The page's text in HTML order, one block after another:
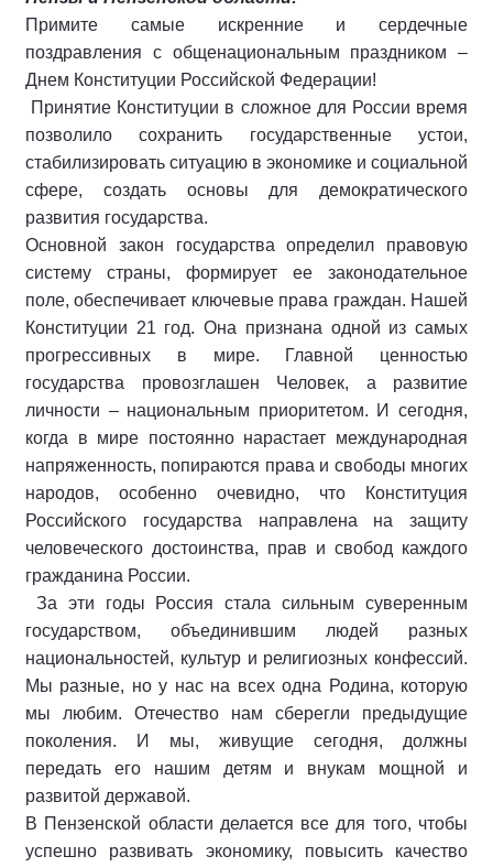
Примите самые искренние и сердечные
поздравления с общенациональным праздником –
Днем Конституции Российской Федерации!
Принятие Конституции в сложное для России время
позволило сохранить государственные устои,
стабилизировать ситуацию в экономике и социальной
сфере, создать основы для демократического
развития государства.
Основной закон государства определил правовую
систему страны, формирует ее законодательное
поле, обеспечивает ключевые права граждан. Нашей
Конституции 21 год. Она признана одной из самых
прогрессивных в мире. Главной ценностью
государства провозглашен Человек, а развитие
личности – национальным приоритетом. И сегодня,
когда в мире постоянно нарастает международная
напряженность, попираются права и свободы многих
народов, особенно очевидно, что Конституция
Российского государства направлена на защиту
человеческого достоинства, прав и свобод каждого
гражданина России.
За эти годы Россия стала сильным суверенным
государством, объединившим людей разных
национальностей, культур и религиозных конфессий.
Мы разные, но у нас на всех одна Родина, которую
мы любим. Отечество нам сберегли предыдущие
поколения. И мы, живущие сегодня, должны
передать его нашим детям и внукам мощной и
развитой державой.
В Пензенской области делается все для того, чтобы
успешно развивать экономику, повысить качество